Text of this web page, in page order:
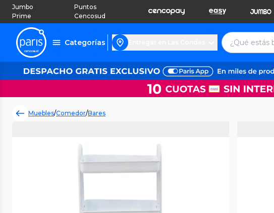
Jumbo
Prime
Puntos
Cencosud
Categorías
Muebles/Comedor/Bares